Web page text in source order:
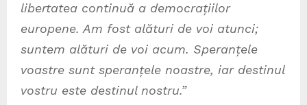
libertatea continuă a democrațiilor
europene.Am fost alături de voi atunci;
suntem alături de voi acum. Speranțele
voastre sunt speranțele noastre, iar destinul
vostru este destinul nostru.”